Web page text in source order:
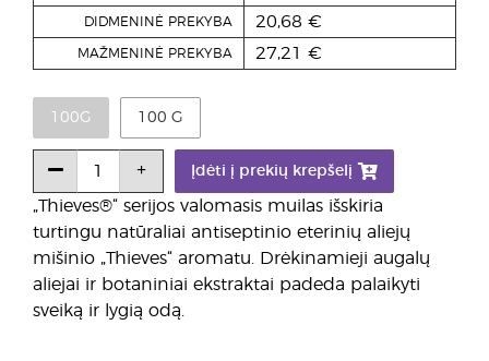
„Thieves®“ serijos valomasis muilas išskiria
turtingu natūraliai antiseptinio eterinių aliejų
mišinio „Thieves“ aromatu. Drėkinamieji augalų
aliejai ir botaniniai ekstraktai padeda palaikyti
sveiką ir lygią odą.
DIDMENINĖ PREKYBA 20,68 €
MAŽMENINĖ PREKYBA 27,21 €
100G 100 G
Įdėti į prekių krepšelį